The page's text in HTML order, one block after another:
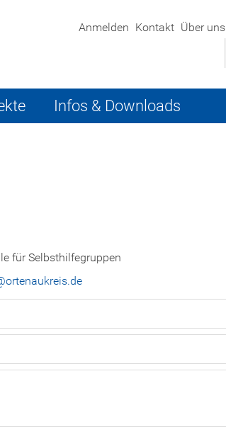
Anmelden Kontakt Über uns
Infos & Downloads
für Selbsthilfegruppen